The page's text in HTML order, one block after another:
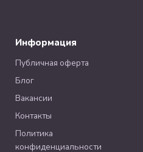
Информация
Публичная оферта
Блог
Вакансии
Контакты
Политика
конфиденциальности